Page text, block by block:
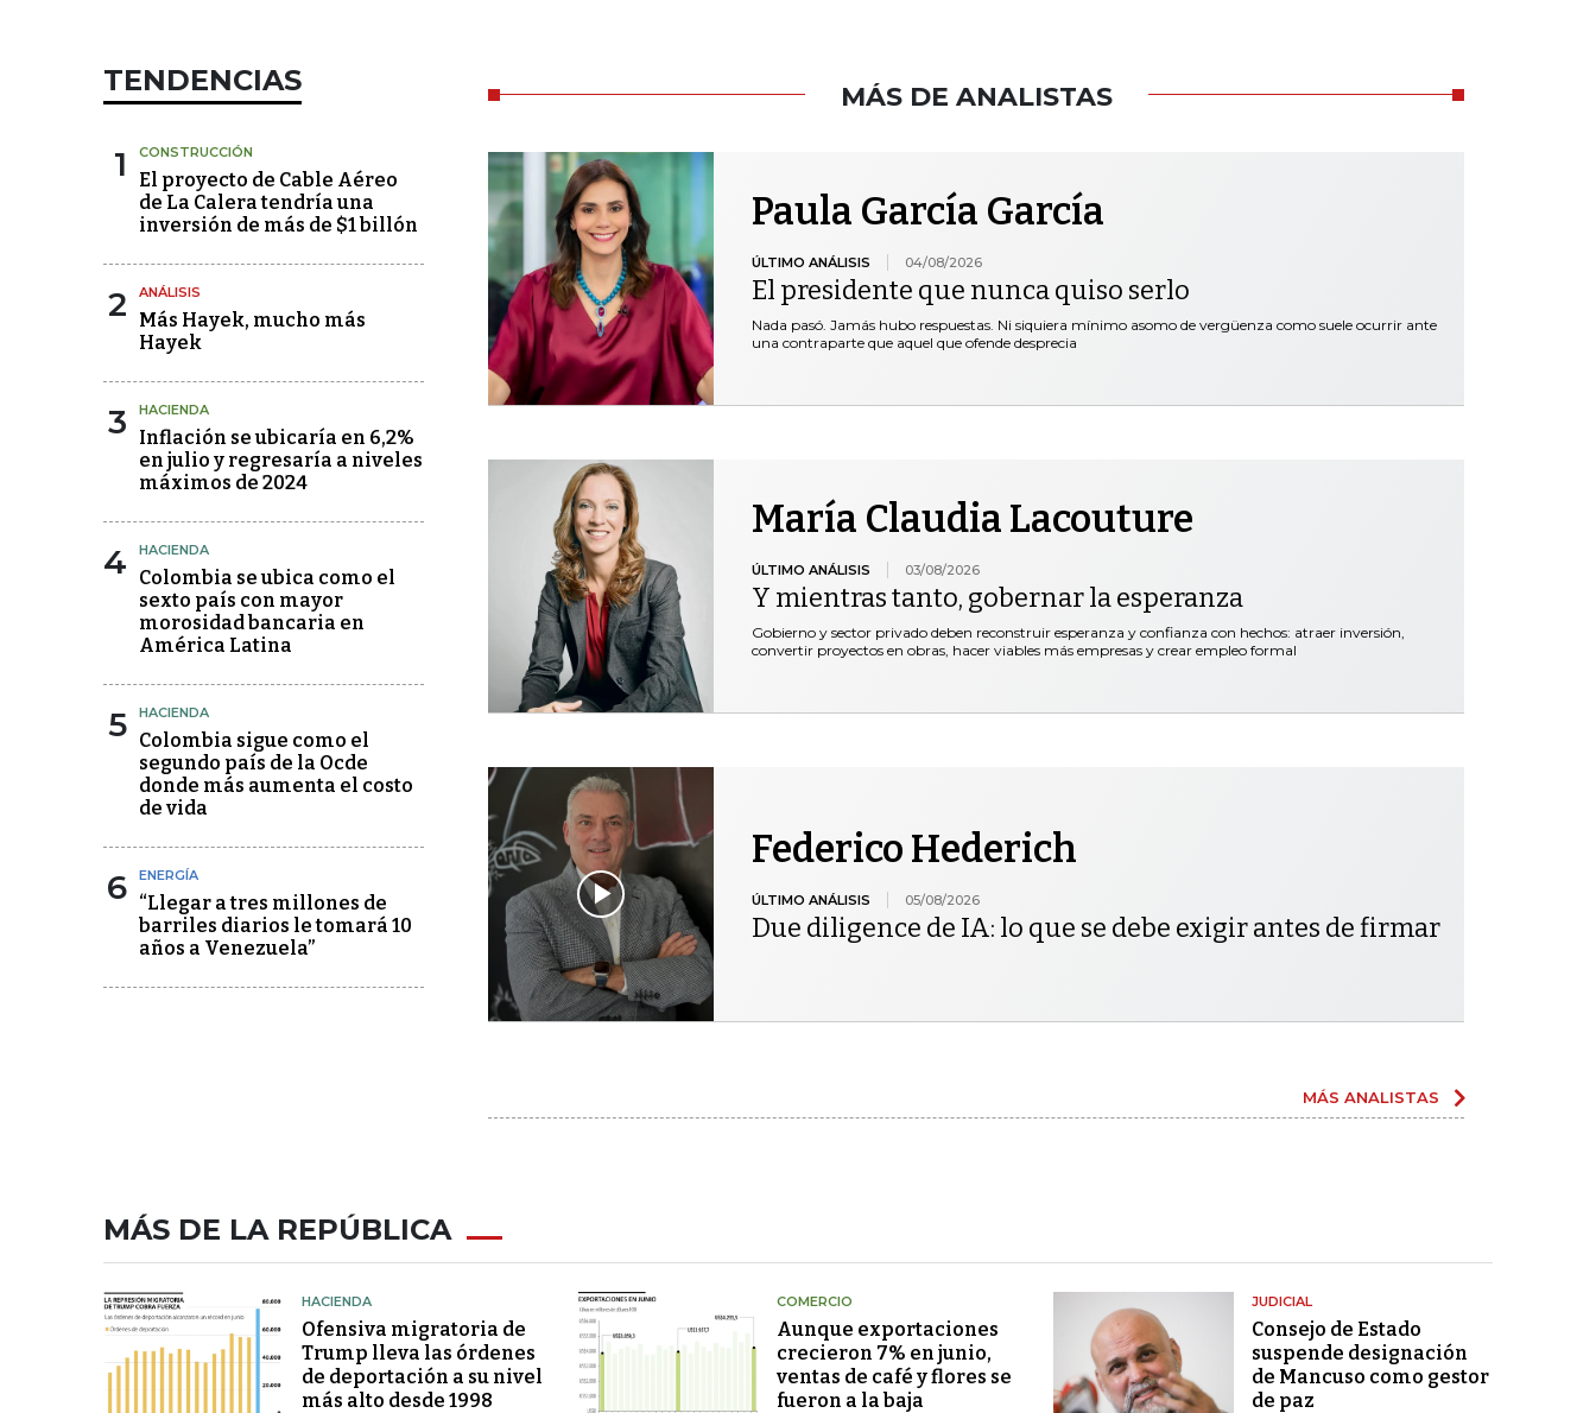
TENDENCIAS
1 CONSTRUCCIÓN
El proyecto de Cable Aéreo
de La Calera tendría una
inversión de más de $1 billón
2 ANÁLISIS
Más Hayek, mucho más
Hayek
3 HACIENDA
Inflación se ubicaría en 6,2%
en julio y regresaría a niveles
máximos de 2024
4 HACIENDA
Colombia se ubica como el
sexto país con mayor
morosidad bancaria en
América Latina
5 HACIENDA
Colombia sigue como el
segundo país de la Ocde
donde más aumenta el costo
de vida
6 ENERGÍA
“Llegar a tres millones de
barriles diarios le tomará 10
años a Venezuela”
MÁS DE ANALISTAS
Paula García García
ÚLTIMO ANÁLISIS 04/08/2026
El presidente que nunca quiso serlo
Nada pasó. Jamás hubo respuestas. Ni siquiera mínimo asomo de vergüenza como suele ocurrir ante
una contraparte que aquel que ofende desprecia
María Claudia Lacouture
ÚLTIMO ANÁLISIS 03/08/2026
Y mientras tanto, gobernar la esperanza
Gobierno y sector privado deben reconstruir esperanza y confianza con hechos: atraer inversión,
convertir proyectos en obras, hacer viables más empresas y crear empleo formal
Federico Hederich
ÚLTIMO ANÁLISIS 05/08/2026
Due diligence de IA: lo que se debe exigir antes de firmar
MÁS ANALISTAS
MÁS DE LA REPÚBLICA
HACIENDA
Ofensiva migratoria de
Trump lleva las órdenes
de deportación a su nivel
más alto desde 1998
COMERCIO
Aunque exportaciones
crecieron 7% en junio,
ventas de café y flores se
fueron a la baja
JUDICIAL
Consejo de Estado
suspende designación
de Mancuso como gestor
de paz